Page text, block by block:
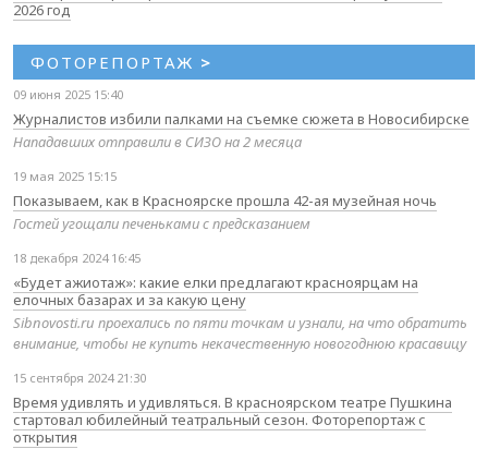
2026 год
ФОТОРЕПОРТАЖ >
09 июня 2025 15:40
Журналистов избили палками на съемке сюжета в Новосибирске
Нападавших отправили в СИЗО на 2 месяца
19 мая 2025 15:15
Показываем, как в Красноярске прошла 42-ая музейная ночь
Гостей угощали печеньками с предсказанием
18 декабря 2024 16:45
«Будет ажиотаж»: какие елки предлагают красноярцам на
елочных базарах и за какую цену
Sibnovosti.ru проехались по пяти точкам и узнали, на что обратить
внимание, чтобы не купить некачественную новогоднюю красавицу
15 сентября 2024 21:30
Время удивлять и удивляться. В красноярском театре Пушкина
стартовал юбилейный театральный сезон. Фоторепортаж с
открытия